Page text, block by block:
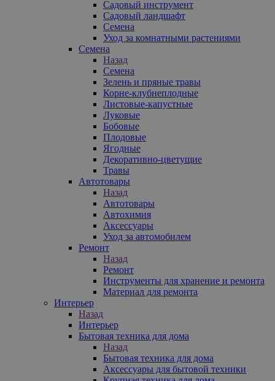
Садовый инструмент
Садовый ландшафт
Семена
Уход за комнатными растениями
Семена
Назад
Семена
Зелень и пряные травы
Корне-клубнеплодные
Листовые-капустные
Луковые
Бобовые
Плодовые
Ягодные
Декоративно-цветущие
Травы
Автотовары
Назад
Автотовары
Автохимия
Аксессуары
Уход за автомобилем
Ремонт
Назад
Ремонт
Инструменты для хранение и ремонта
Материал для ремонта
Интерьер
Назад
Интерьер
Бытовая техника для дома
Назад
Бытовая техника для дома
Аксессуары для бытовой техники